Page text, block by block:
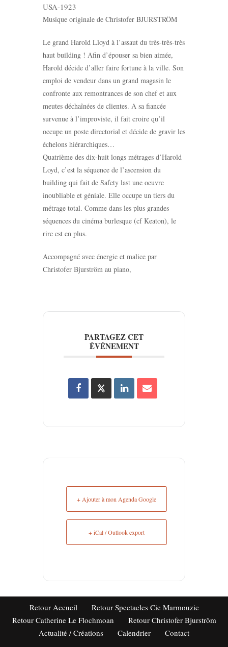
USA-1923
Musique originale de Christofer BJURSTRÖM
Le grand Harold Lloyd à l’assaut du très-très-très
haut building ! Afin d’épouser sa bien aimée,
Harold décide d’aller faire fortune à la ville. Son
emploi de vendeur dans un grand magasin le
confronte aux remontrances de son chef et aux
meutes déchaînées de clientes. A sa fiancée
survenue à l’improviste, il fait croire qu’il
occupe un poste directorial et décide de gravir les
échelons hiérarchiques…
Quatrième des dix-huit longs métrages d’Harold
Loyd, c’est la séquence de l’ascension du
building qui fait de Safety last une oeuvre
inoubliable et géniale. Elle occupe un tiers du
métrage total. Comme dans les plus grandes
séquences du cinéma burlesque (cf Keaton), le
rire est en plus.
Accompagné avec énergie et malice par
Christofer Bjurström au piano,
PARTAGEZ CET
ÉVÉNEMENT
+ Ajouter à mon Agenda Google
+ iCal / Outlook export
Retour Accueil
Retour Spectacles Cie Marmouzic
Retour Catherine Le Flochmoan
Retour Christofer Bjurström
Actualité / Créations
Calendrier Contact